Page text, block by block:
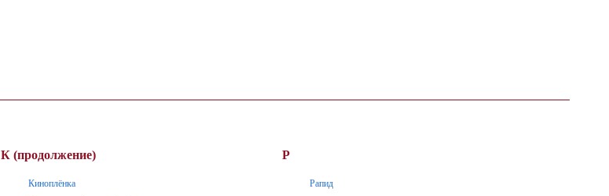
К (продолжение)
Киноплёнка
Р
Рапид